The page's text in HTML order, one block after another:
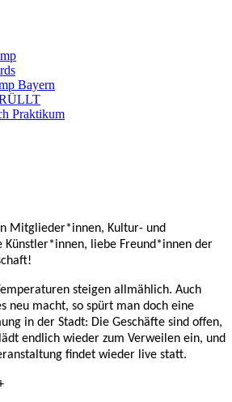
Bayern
Praktikum
Mitglieder*innen, Kultur- und
Künstler*innen, liebe Freund*innen der
steigen allmählich. Auch
neu macht, so spürt man doch eine
in der Stadt: Die Geschäfte sind offen,
endlich wieder zum Verweilen ein, und
findet wieder live statt.